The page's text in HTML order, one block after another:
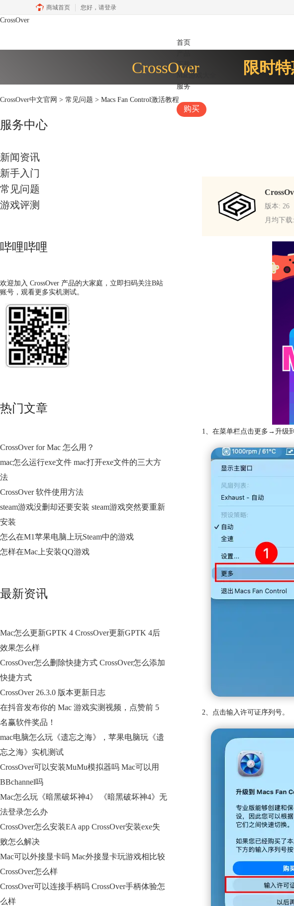
商城首页 您好， 请登录
CrossOver
首页
下载
Mac游戏大全
服务
购买
CrossOver 限时
CrossOver中文官网 > 常见问题 > Macs Fan Control激活教程
服务中心
新闻资讯
新手入门
常见问题
游戏评测
哔哩哔哩
欢迎加入 CrossOver 产品的大家庭，立即扫码关注B站
账号，观看更多实机测试。
热门文章
CrossOver for Mac 怎么用？
mac怎么运行exe文件 mac打开exe文件的三大方
法
CrossOver 软件使用方法
steam游戏没删却还要安装 steam游戏突然要重新
安装
怎么在M1苹果电脑上玩Steam中的游戏
怎样在Mac上安装QQ游戏
最新资讯
Mac怎么更新GPTK 4 CrossOver更新GPTK 4后
效果怎么样
CrossOver怎么删除快捷方式 CrossOver怎么添加
快捷方式
CrossOver 26.3.0 版本更新日志
在抖音发布你的 Mac 游戏实测视频，点赞前 5
名赢软件奖品！
mac电脑怎么玩《遗忘之海》，苹果电脑玩《遗
忘之海》实机测试
CrossOver可以安装MuMu模拟器吗 Mac可以用
BBchannel吗
Mac怎么玩《暗黑破坏神4》 《暗黑破坏神4》无
法登录怎么办
CrossOver怎么安装EA app CrossOver安装exe失
败怎么解决
Mac可以外接显卡吗 Mac外接显卡玩游戏相比较
CrossOver怎么样
CrossOver可以连接手柄吗 CrossOver手柄体验怎
么样
版本: 26
月均下载
1、在菜单栏点击更多→升级到
2、点击输入许可证序列号。